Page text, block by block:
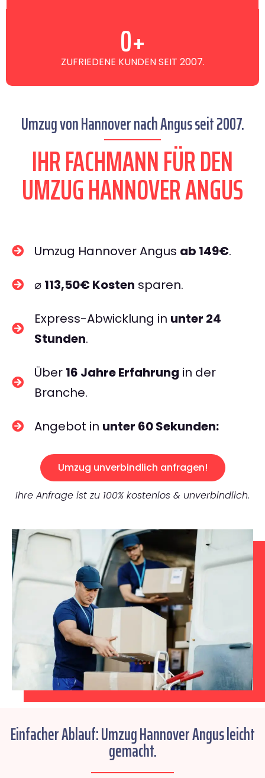
ZUFRIEDENE KUNDEN SEIT 2007.
0+
Umzug von Hannover nach Angus seit 2007.
IHR FACHMANN FÜR DEN
UMZUG HANNOVER ANGUS
Umzug Hannover Angus ab 149€.
⌀ 113,50€ Kosten sparen.
Express-Abwicklung in unter 24
Stunden.
Über 16 Jahre Erfahrung in der
Branche.
Angebot in unter 60 Sekunden:
Umzug unverbindlich anfragen!
Ihre Anfrage ist zu 100% kostenlos & unverbindlich.
Einfacher Ablauf: Umzug Hannover Angus leicht
gemacht.